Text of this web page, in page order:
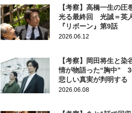
【考察】高橋一生の圧
光る最終回 光誠＝英
『リボーン』第9話
2026.06.12
【考察】岡田将生と染
情が物語った“胸中”
悲しい真実が判明す
ラザーズ』第8話
2026.06.08